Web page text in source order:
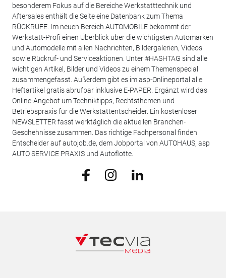
besonderem Fokus auf die Bereiche Werkstatttechnik und
Aftersales enthält die Seite eine Datenbank zum Thema
RÜCKRUFE. Im neuen Bereich AUTOMOBILE bekommt der
Werkstatt-Profi einen Überblick über die wichtigsten Automarken
und Automodelle mit allen Nachrichten, Bildergalerien, Videos
sowie Rückruf- und Serviceaktionen. Unter #HASHTAG sind alle
wichtigen Artikel, Bilder und Videos zu einem Themenspecial
zusammengefasst. Außerdem gibt es im asp-Onlineportal alle
Heftartikel gratis abrufbar inklusive E-PAPER. Ergänzt wird das
Online-Angebot um Techniktipps, Rechtsthemen und
Betriebspraxis für die Werkstattentscheider. Ein kostenloser
NEWSLETTER fasst werktäglich die aktuellen Branchen-
Geschehnisse zusammen. Das richtige Fachpersonal finden
Entscheider auf autojob.de, dem Jobportal von AUTOHAUS, asp
AUTO SERVICE PRAXIS und Autoflotte.